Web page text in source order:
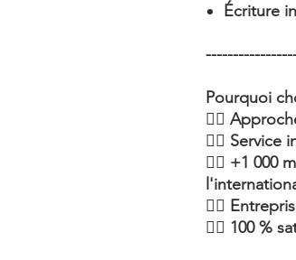
Écriture
Pourquoi
👉🏽
👉🏽
👉🏽 +1 000
👉🏽
👉🏽 100 %